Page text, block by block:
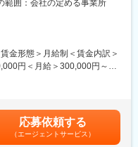
駅(広島県)、胡町駅、横川駅
中佐世保駅、浜町アーケード
)、岩村田駅、馬替駅、新丸子
園駅、鮫洲駅、神沢駅、知
町駅、浅草駅(ＴＸ)、西武新宿
木町駅、日ノ出町駅、高輪台
市場駅、八丁畷駅、第一通り
福岡駅、葭川公園駅、稲毛
(総武線)、船橋駅、松戸駅、新
、実籾駅、柏駅、五井駅、
新浦安駅、印西牧の原駅、求
石岡駅、研究学園駅、勝田
高崎駅、西桐生駅、西川田
杜せきのした駅、新利府駅、
袋駅、南福島駅、郡山駅(福島
、勝川駅、豊川駅、津島駅、
ッフの業務サポート、売上
ます。現場スタッフが安心し
し、売上向上と安定運営の
す。
実行、売上状況の確認・報
画の立案・推進、売場出店先
スタッフ教育、苦情対応など
範囲：会社の定める事業所
金形態＞月給制＜賃金内訳＞
円＜月給＞300,000円～
手当を含めた表記です。
応募依頼する
（エージェントサービス）